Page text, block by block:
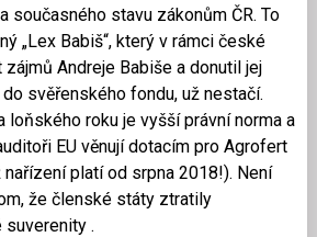
současného stavu zákonům ČR. To
„Lex Babiš“, který v rámci české
Andreje Babiše a donutil jej
svěřenského fondu, už nestačí.
loňského roku je vyšší právní norma a
EU věnují dotacím pro Agrofert
platí od srpna 2018!). Není
že členské státy ztratily
suverenity .